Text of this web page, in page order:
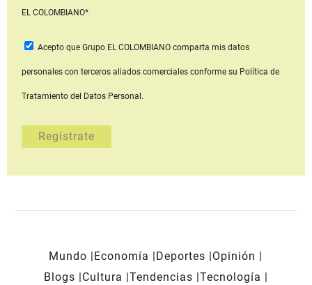
EL COLOMBIANO*
Acepto que Grupo EL COLOMBIANOcomparta mis datos
personales con terceros aliados comerciales conforme su Política de
Tratamiento del Datos Personal.
Mundo Economía Deportes
Opinión
Blogs
Cultura Tendencias Tecnología